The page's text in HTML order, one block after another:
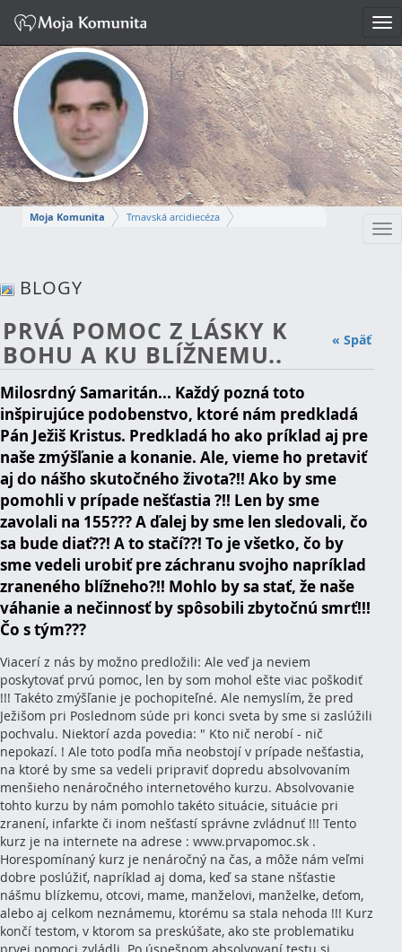
Moja Komunita
Trnavská arcidiecéza
MIROSLAV
BLOGY
« Späť
PRVÁ POMOC Z LÁSKY K
BOHU A KU BLÍŽNEMU..
Milosrdný Samaritán... Každý pozná toto
inšpirujúce podobenstvo, ktoré nám predkladá
Pán Ježiš Kristus. Predkladá ho ako príklad aj pre
naše zmýšľanie a konanie. Ale, vieme ho pretaviť
aj do nášho skutočného života?!! Ako by sme
pomohli v prípade nešťastia ?!! Len by sme
zavolali na 155??? A ďalej by sme len sledovali, čo
sa bude diať??! A to stačí??! To je všetko, čo by
sme vedeli urobiť pre záchranu svojho napríklad
zraneného blížneho?!! Mohlo by sa stať, že naše
váhanie a nečinnosť by spôsobili zbytočnú smrť!!!
Čo s tým???
Viacerí z nás by možno predložili: Ale veď ja neviem
poskytovať prvú pomoc, len by som mohol ešte viac poškodiť
!!! Takéto zmýšľanie je pochopiteľné. Ale nemyslím, že pred
Ježišom pri Poslednom súde pri konci sveta by sme si zaslúžili
pochvalu. Niektorí azda povedia: " Kto nič nerobí - nič
nepokazí. ! Ale toto podľa mňa neobstojí v prípade nešťastia,
na ktoré by sme sa vedeli pripraviť dopredu absolvovaním
menšieho nenáročného internetového kurzu. Absolvovanie
tohto kurzu by nám pomohlo takéto situácie, situácie pri
zranení, infarkte či inom nešťastí správne zvládnuť !!! Tento
kurz je na internete na adrese : www.prvapomoc.sk .
Horespomínaný kurz je nenáročný na čas, a môže nám veľmi
dobre poslúžiť, napríklad aj doma, keď sa stane nšťastie
nášmu blízkemu, otcovi, mame, manželovi, manželke, deťom,
alebo aj celkom neznámemu, ktorému sa stala nehoda !!! Kurz
končí testom, v ktorom sa preskúšate, ako ste problematiku